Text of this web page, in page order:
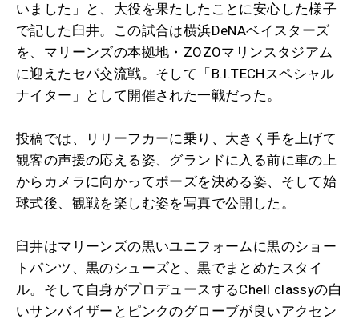
いました」と、大役を果たしたことに安心した様子
で記した臼井。この試合は横浜DeNAベイスターズ
を、マリーンズの本拠地・ZOZOマリンスタジアム
に迎えたセパ交流戦。そして「B.I.TECHスペシャル
ナイター」として開催された一戦だった。
投稿では、リリーフカーに乗り、大きく手を上げて
観客の声援の応える姿、グランドに入る前に車の上
からカメラに向かってポーズを決める姿、そして始
球式後、観戦を楽しむ姿を写真で公開した。
臼井はマリーンズの黒いユニフォームに黒のショー
トパンツ、黒のシューズと、黒でまとめたスタイ
ル。そして自身がプロデュースするChell classyの白
いサンバイザーとピンクのグローブが良いアクセン